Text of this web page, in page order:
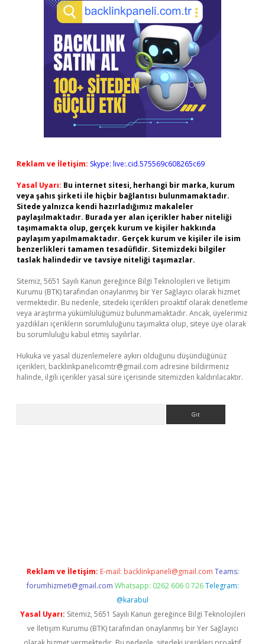
Reklam ve İletişim: Skype: live:.cid.575569c608265c69
Yasal Uyarı: Bu internet sitesi, herhangi bir marka, kurum
veya şahıs şirketi ile hiçbir bağlantısı bulunmamaktadır.
Sitede yalnızca kendi hazırladığımız makaleler
paylaşılmaktadır. Burada yer alan içerikler haber niteliği
taşımamakta olup, gerçek kurum ve kişiler hakkında
paylaşım yapılmamaktadır. Gerçek kurum ve kişiler ile isim
benzerlikleri tamamen tesadüfidir. Sitemizdeki bilgiler
taslak halindedir ve tavsiye niteliği taşımazlar.
Sitemiz, 5651 Sayılı Kanun gereğince Bilgi Teknolojileri ve İletişim
Kurumu (BTK) tarafından onaylanmış bir Yer Sağlayıcı olarak hizmet
vermektedir. Bu nedenle, sitedeki içerikleri proaktif olarak denetleme
veya araştırma yükümlülüğümüz bulunmamaktadır. Ancak, üyelerimiz
yazdıkları içeriklerin sorumluluğunu taşımakta olup, siteye üye olarak
bu sorumluluğu kabul etmiş sayılırlar.
Hukuka ve yasal düzenlemelere aykırı olduğunu düşündüğünüz
içerikleri, backlinkpanelicomtr@gmail.com adresine bildirmeniz
halinde, ilgili içerikler yasal süre içerisinde sitemizden kaldırılacaktır.
Reklam ve İletişim: E-mail: backlinkpaneli@gmail.com Teams:
forumhizmeti@gmail.com Whatsapp: 0262 606 0 726 Telegram:
@karabul
Yasal Uyarı: Sitemiz, 5651 Sayılı Kanun gereğince Bilgi Teknolojileri
ve İletişim Kurumu (BTK) tarafından onaylanmış bir Yer Sağlayıcı